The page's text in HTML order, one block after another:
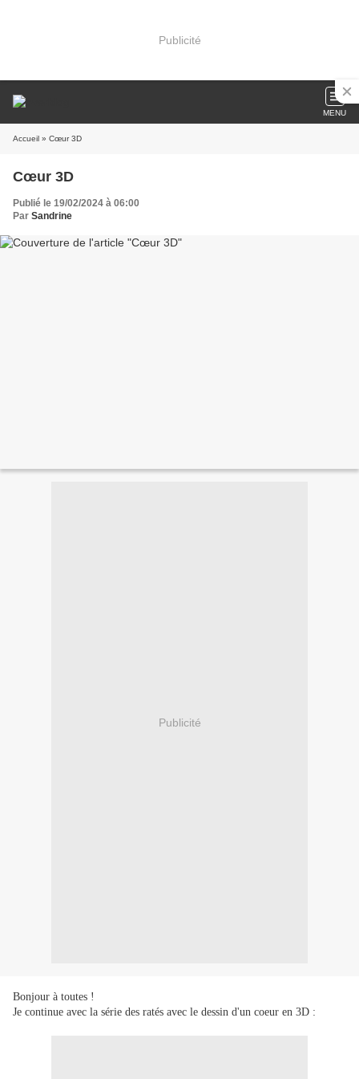
Publicité
MENU
Accueil » Cœur 3D
Cœur 3D
Publié le 19/02/2024 à 06:00
Par Sandrine
Publicité
Bonjour à toutes !
Je continue avec la série des ratés avec le dessin d'un coeur en 3D :